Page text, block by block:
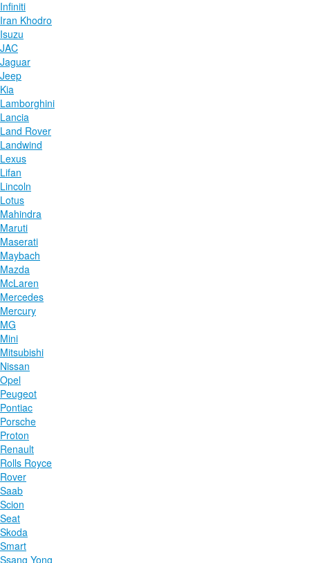
Infiniti
Iran Khodro
Isuzu
JAC
Jaguar
Jeep
Kia
Lamborghini
Lancia
Land Rover
Landwind
Lexus
Lifan
Lincoln
Lotus
Mahindra
Maruti
Maserati
Maybach
Mazda
McLaren
Mercedes
Mercury
MG
Mini
Mitsubishi
Nissan
Opel
Peugeot
Pontiac
Porsche
Proton
Renault
Rolls Royce
Rover
Saab
Scion
Seat
Skoda
Smart
Ssang Yong